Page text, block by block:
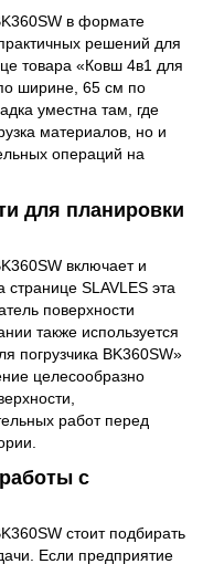
в формате
решений для
товара «Ковш 4в1 для
ширине, 65 см по
уместна там, где
материалов, но и
операций на
для планировки
включает и
SLAVLES эта
поверхности
также используется
погрузчика BK360SW»
целесообразно
работ перед
с
стоит подбирать
Если предприятие